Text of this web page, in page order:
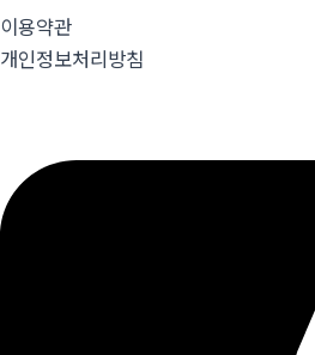
이용약관
개인정보처리방침